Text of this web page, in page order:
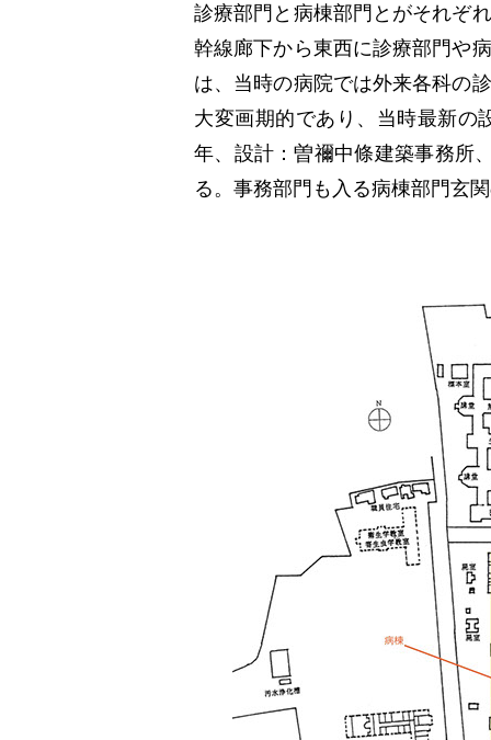
診療部門と病棟部門とがそれぞ
幹線廊下から東西に診療部門や
は、当時の病院では外来各科の
大変画期的であり、当時最新の
年、設計：曽禰中條建築事務所
る。事務部門も入る病棟部門玄